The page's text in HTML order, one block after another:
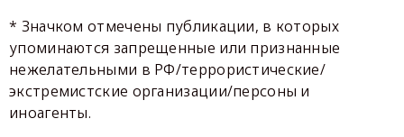
* Значком отмечены публикации, в которых
упоминаются запрещенные или признанные
нежелательными в РФ/террористические/
экстремистские организации/персоны и
иноагенты.